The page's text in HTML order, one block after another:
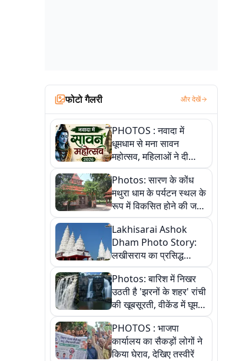
फोटो गैलरी और देखें
PHOTOS : नवादा में
धूमधाम से मना सावन
महोत्सव, महिलाओं ने दी
सांस्कृतिक प्रस्तुतियां
Photos: सारण के कोंध
मथुरा धाम के पर्यटन स्थल के
रूप में विकसित होने की जगी
आस, 9 तस्वीरों में देखें पूरी
कहानी
Lakhisarai Ashok
Dham Photo Story:
लखीसराय का प्रसिद्ध
अशोक धाम—आस्था,
श्रृंगार, अनुष्ठान और
अलौकिक संध्या आरती के
विहंगम दृश्य
Photos: बारिश में निखर
उठती है 'झरनों के शहर' रांची
की खूबसूरती, वीकेंड में घूम
आएं ये 5 वादियां
PHOTOS : भाजपा
कार्यालय का सैकड़ों लोगों ने
किया घेराव, देखिए तस्वीरें